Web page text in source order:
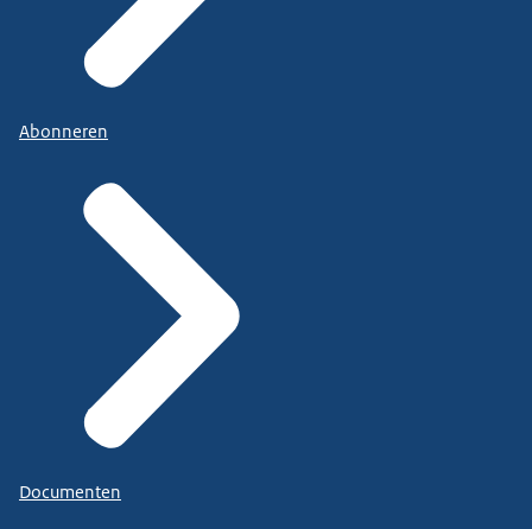
Bij een register zoals die van de
Mediatorsfederatie Nederland, MfN.
Abonneren
Documenten